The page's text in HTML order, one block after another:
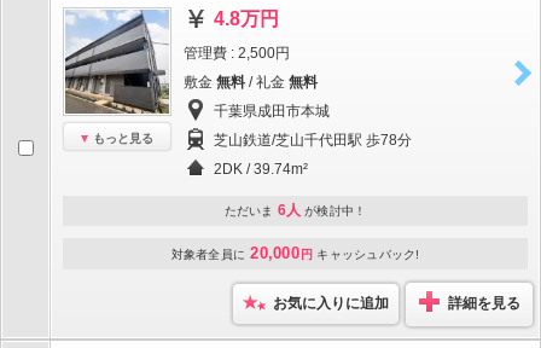
もっと見る
4.8万円
管理費 : 2,500円
敷金 無料 / 礼金 無料
千葉県成田市本城
芝山鉄道/芝山千代田駅 歩78分
2DK / 39.74m²
ただいま 6人 が検討中！
対象者全員に 20,000 円 キャッシュバック!
お気に入りに追加 詳細を見る